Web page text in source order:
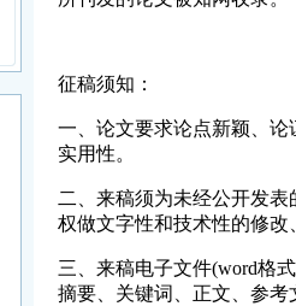
征稿须知：
一、论文要求论点新颖、
实用性。
二、来稿须为未经公开发
权做文字性和技术性的修
三、来稿电子文件(word格
摘要、关键词、正文、参